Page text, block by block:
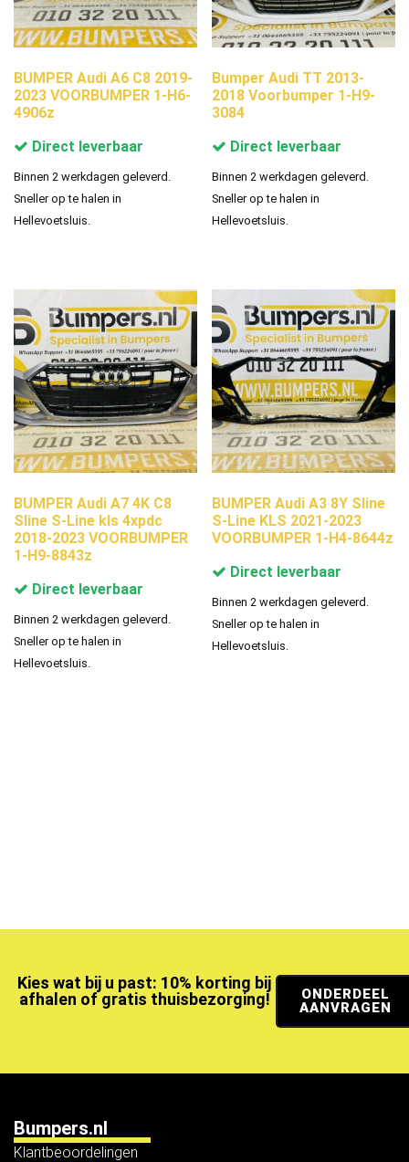
BUMPER Audi A6 C8 2019-
2023 VOORBUMPER 1-H6-
4906z
Direct leverbaar
Binnen 2 werkdagen geleverd.
Sneller op te halen in
Hellevoetsluis.
Bumper Audi TT 2013-
2018 Voorbumper 1-H9-
3084
Direct leverbaar
Binnen 2 werkdagen geleverd.
Sneller op te halen in
Hellevoetsluis.
BUMPER Audi A7 4K C8
Sline S-Line kls 4xpdc
2018-2023 VOORBUMPER
1-H9-8843z
Direct leverbaar
Binnen 2 werkdagen geleverd.
Sneller op te halen in
Hellevoetsluis.
BUMPER Audi A3 8Y Sline
S-Line KLS 2021-2023
VOORBUMPER 1-H4-8644z
Direct leverbaar
Binnen 2 werkdagen geleverd.
Sneller op te halen in
Hellevoetsluis.
Kies wat bij u past: 10% korting bij
afhalen of gratis thuisbezorging!
ONDERDEEL
AANVRAGEN
Bumpers.nl
Klantbeoordelingen